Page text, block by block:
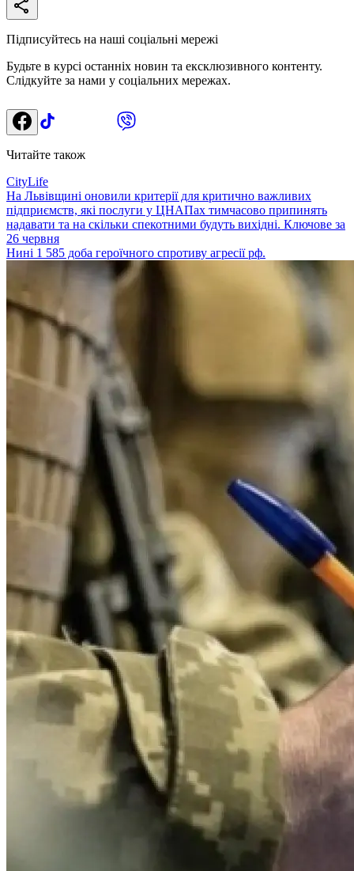
Підписуйтесь на наші соціальні мережі
Будьте в курсі останніх новин та ексклюзивного контенту.
Слідкуйте за нами у соціальних мережах.
Читайте також
CityLife
На Львівщині оновили критерії для критично важливих
підприємств, які послуги у ЦНАПах тимчасово припинять
надавати та на скільки спекотними будуть вихідні. Ключове за
26 червня
Нині 1 585 доба героїчного спротиву агресії рф.